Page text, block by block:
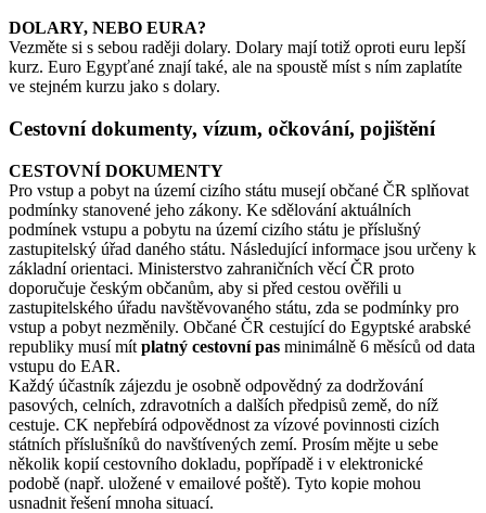
DOLARY, NEBO EURA?
Vezměte si s sebou raději dolary. Dolary mají totiž oproti euru lepší
kurz. Euro Egypťané znají také, ale na spoustě míst s ním zaplatíte
ve stejném kurzu jako s dolary.
Cestovní dokumenty, vízum, očkování, pojištění
CESTOVNÍ DOKUMENTY
Pro vstup a pobyt na území cizího státu musejí občané ČR splňovat
podmínky stanovené jeho zákony. Ke sdělování aktuálních
podmínek vstupu a pobytu na území cizího státu je příslušný
zastupitelský úřad daného státu. Následující informace jsou určeny k
základní orientaci. Ministerstvo zahraničních věcí ČR proto
doporučuje českým občanům, aby si před cestou ověřili u
zastupitelského úřadu navštěvovaného státu, zda se podmínky pro
vstup a pobyt nezměnily. Občané ČR cestující do Egyptské arabské
republiky musí mít platný cestovní pas minimálně 6 měsíců od data
vstupu do EAR.
Každý účastník zájezdu je osobně odpovědný za dodržování
pasových, celních, zdravotních a dalších předpisů země, do níž
cestuje. CK nepřebírá odpovědnost za vízové povinnosti cizích
státních příslušníků do navštívených zemí. Prosím mějte u sebe
několik kopií cestovního dokladu, popřípadě i v elektronické
podobě (např. uložené v emailové poště). Tyto kopie mohou
usnadnit řešení mnoha situací.